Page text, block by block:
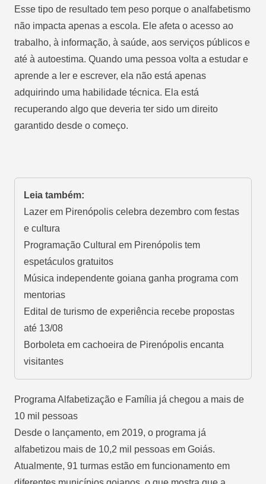
Esse tipo de resultado tem peso porque o analfabetismo
não impacta apenas a escola. Ele afeta o acesso ao
trabalho, à informação, à saúde, aos serviços públicos e
até à autoestima. Quando uma pessoa volta a estudar e
aprende a ler e escrever, ela não está apenas
adquirindo uma habilidade técnica. Ela está
recuperando algo que deveria ter sido um direito
garantido desde o começo.
Leia também:
Lazer em Pirenópolis celebra dezembro com festas
e cultura
Programação Cultural em Pirenópolis tem
espetáculos gratuitos
Música independente goiana ganha programa com
mentorias
Edital de turismo de experiência recebe propostas
até 13/08
Borboleta em cachoeira de Pirenópolis encanta
visitantes
Programa Alfabetização e Família já chegou a mais de
10 mil pessoas
Desde o lançamento, em 2019, o programa já
alfabetizou mais de 10,2 mil pessoas em Goiás.
Atualmente, 91 turmas estão em funcionamento em